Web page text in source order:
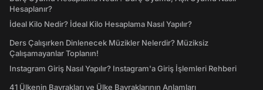
Hesaplanır?
İdeal Kilo Nedir? İdeal Kilo Hesaplama Nasıl Yapılır?
Ders Çalışırken Dinlenecek Müzikler Nelerdir? Müziksiz
Çalışamayanlar Toplanın!
Instagram Giriş Nasıl Yapılır? Instagram'a Giriş İşlemleri Rehberi
41 Ülkenin Bayrakları ve Ülke Bayraklarının Anlamları